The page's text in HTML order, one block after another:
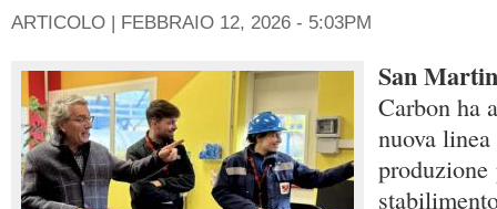
ARTICOLO | FEBBRAIO 12, 2026 - 5:03PM
San
Carbon ha
nuova
produzione